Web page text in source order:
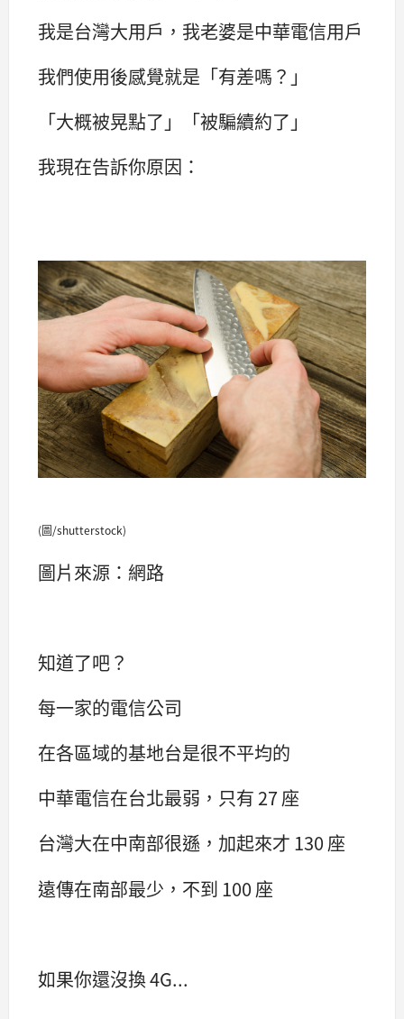
我是台灣大用戶，我老婆是中華電信用戶
我們使用後感覺就是「有差嗎？」
「大概被晃點了」「被騙續約了」
我現在告訴你原因：
(圖/shutterstock)
圖片來源：網路
知道了吧？
每一家的電信公司
在各區域的基地台是很不平均的
中華電信在台北最弱，只有 27 座
台灣大在中南部很遜，加起來才 130 座
遠傳在南部最少，不到 100 座
如果你還沒換 4G...